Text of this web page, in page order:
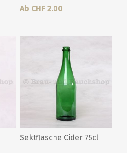
Ab CHF 2.00
Sektflasche Cider 75cl